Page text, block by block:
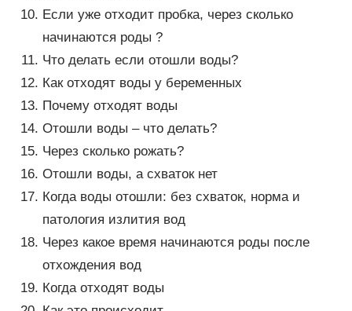
Если уже отходит пробка, через сколько
начинаются роды ?
Что делать если отошли воды?
Как отходят воды у беременных
Почему отходят воды
Отошли воды – что делать?
Через сколько рожать?
Отошли воды, а схваток нет
Когда воды отошли: без схваток, норма и
патология излития вод
Через какое время начинаются роды после
отхождения вод
Когда отходят воды